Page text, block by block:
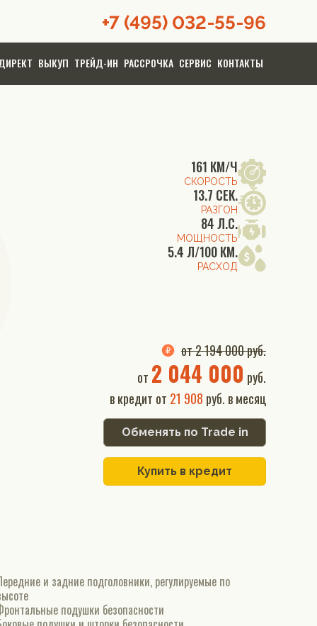
+7 (495) 032-55-96
ВЫКУП ТРЕЙД-ИН РАССРОЧКА СЕРВИС КОНТАКТЫ
161 КМ/Ч
СКОРОСТЬ
13.7 СЕК.
РАЗГОН
84 Л.С.
МОЩНОСТЬ
5.4 Л/100 КМ.
РАСХОД
от 2 194 000 руб.
от 2 044 000 руб.
в кредит от 21 908 руб. в месяц
Обменять по Trade in
Купить в кредит
и задние подголовники, регулируемые по
подушки безопасности